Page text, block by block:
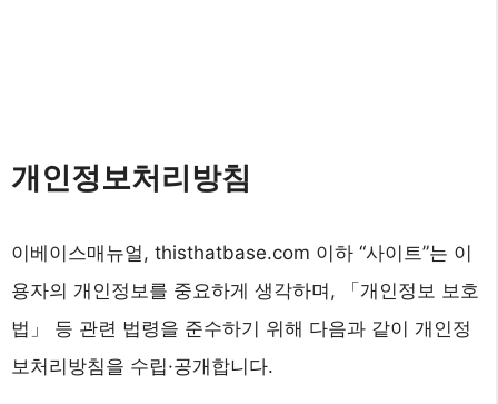
개인정보처리방침
이베이스매뉴얼, thisthatbase.com 이하 “사이트”는 이
용자의 개인정보를 중요하게 생각하며, 「개인정보 보호
법」 등 관련 법령을 준수하기 위해 다음과 같이 개인정
보처리방침을 수립·공개합니다.